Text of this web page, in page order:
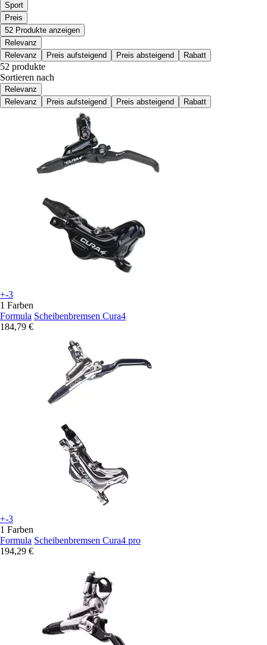
Sport
Preis
52 Produkte anzeigen
Relevanz
Relevanz
Preis aufsteigend Preis absteigend Rabatt
52 produkte
Sortieren nach
Relevanz
Relevanz
Preis aufsteigend Preis absteigend Rabatt
+-3
1 Farben
Formula Scheibenbremsen Cura4
184,79 €
+-3
1 Farben
Formula Scheibenbremsen Cura4 pro
194,29 €